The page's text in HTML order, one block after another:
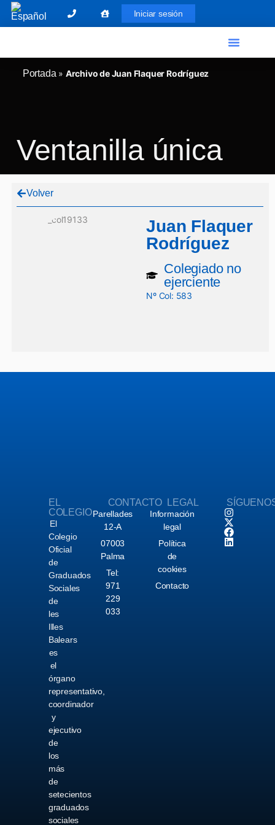
Iniciar sesión
Portada » Archivo de Juan Flaquer Rodríguez
Ventanilla única
Volver
Juan Flaquer
Rodríguez
Colegiado no
ejerciente
Nº Col: 583
EL
COLEGIO
El
Colegio
Oficial
de
Graduados
Sociales
de
les
Illes
Balears
es
el
órgano
representativo,
coordinador
y
ejecutivo
de
los
más
de
setecientos
graduados
sociales
CONTACTO
Parellades
12-A
07003
Palma
Tel:
971
229
033
LEGAL
Información
legal
Política
de
cookies
Contacto